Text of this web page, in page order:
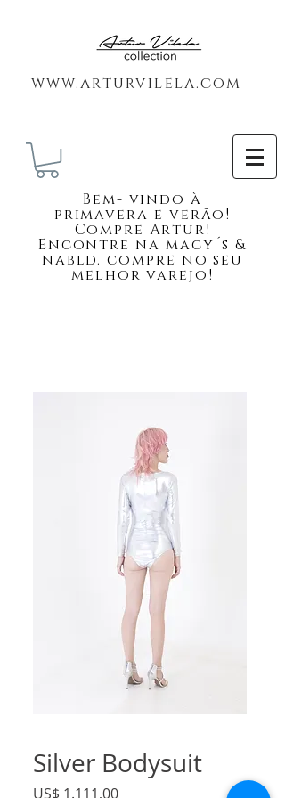
www.arturvilela.com
Bem- vindo à
primavera e verão!
Compre Artur!
Encontre na macy´s &
nabld. compre no seu
melhor varejo!
Silver Bodysuit
US$ 1.111,00Preço